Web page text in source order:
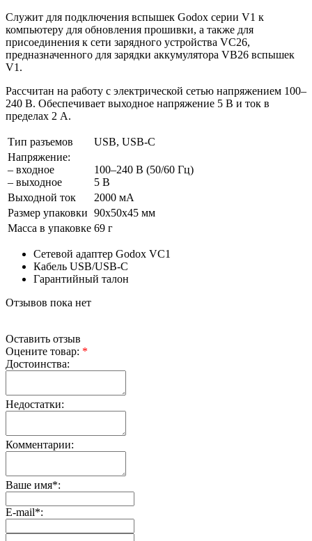
Служит для подключения вспышек Godox серии V1 к
компьютеру для обновления прошивки, а также для
присоединения к сети зарядного устройства VC26,
предназначенного для зарядки аккумулятора VB26 вcпышек
V1.
Рассчитан на работу с электрической сетью напряжением 100–
240 В. Обеспечивает выходное напряжение 5 В и ток в
пределах 2 А.
Тип разъемов
USB, USB-C
Напряжение:
– входное
– выходное
100–240 В (50/60 Гц)
5 В
Выходной ток
2000 мА
Размер упаковки 90х50х45 мм
Масса в упаковке 69 г
Сетевой адаптер Godox VC1
Кабель USB/USB-C
Гарантийный талон
Отзывов пока нет
Оставить отзыв
Оцените товар: *
Достоинства:
Недостатки:
Комментарии:
Ваше имя*:
E-mail*: